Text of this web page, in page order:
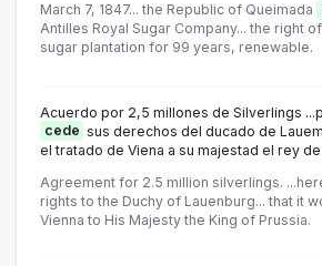
March 7, 1847... the Republic of Queimada
Antilles Royal Sugar Company... the right
sugar plantation for 99 years, renewable.
Acuerdo por 2,5 millones de Silverlings
cede sus derechos del ducado de
el tratado de Viena a su majestad el rey de
Agreement for 2.5 million silverlings.
rights to the Duchy of Lauenburg... that it
Vienna to His Majesty the King of Prussia.